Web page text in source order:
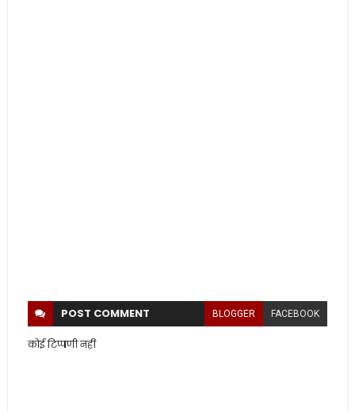
POST COMMENT BLOGGER FACEBOOK
कोई टिप्पणी नहीं